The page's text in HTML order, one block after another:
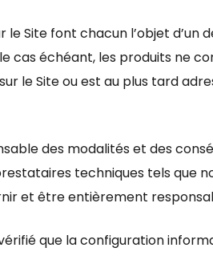
le Site font chacun l’objet
cas échéant, les produits ne
le Site ou est au plus tard
des modalités et des
techniques tels que
et être entièrement
que la configuration